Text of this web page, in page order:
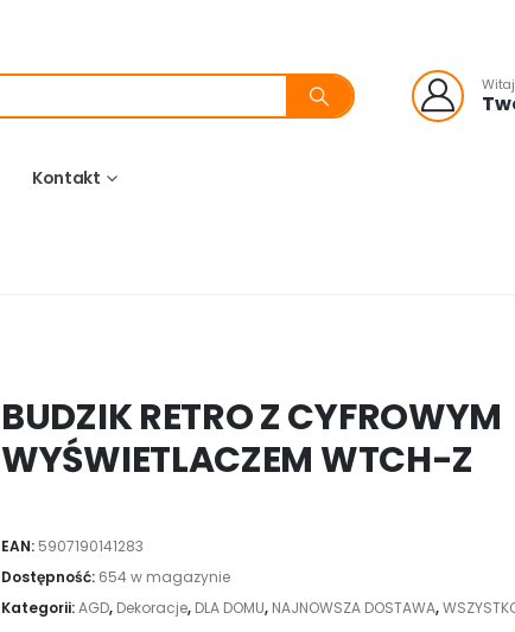
Kontakt
BUDZIK RETRO Z CYFROWYM
WYŚWIETLACZEM WTCH-Z
EAN: 5907190141283
Dostępność: 654 w magazynie
Kategorii:AGD, Dekoracje, DLA DOMU, NAJNOWSZA DOSTAWA,